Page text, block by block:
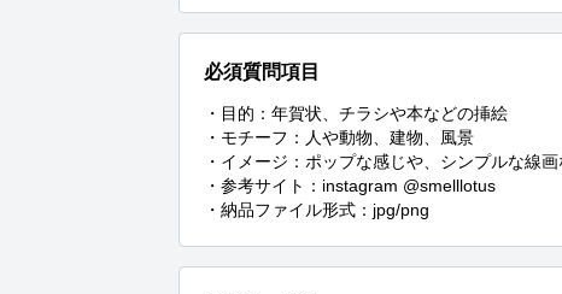
必須質問項目
・目的：年賀状、チラシや本などの挿絵
・モチーフ：人や動物、建物、風景
・イメージ：ポップな感じや、シンプルな線
・参考サイト：instagram @smelllotus
・納品ファイル形式：jpg/png